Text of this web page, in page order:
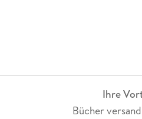
Ihre
Bücher